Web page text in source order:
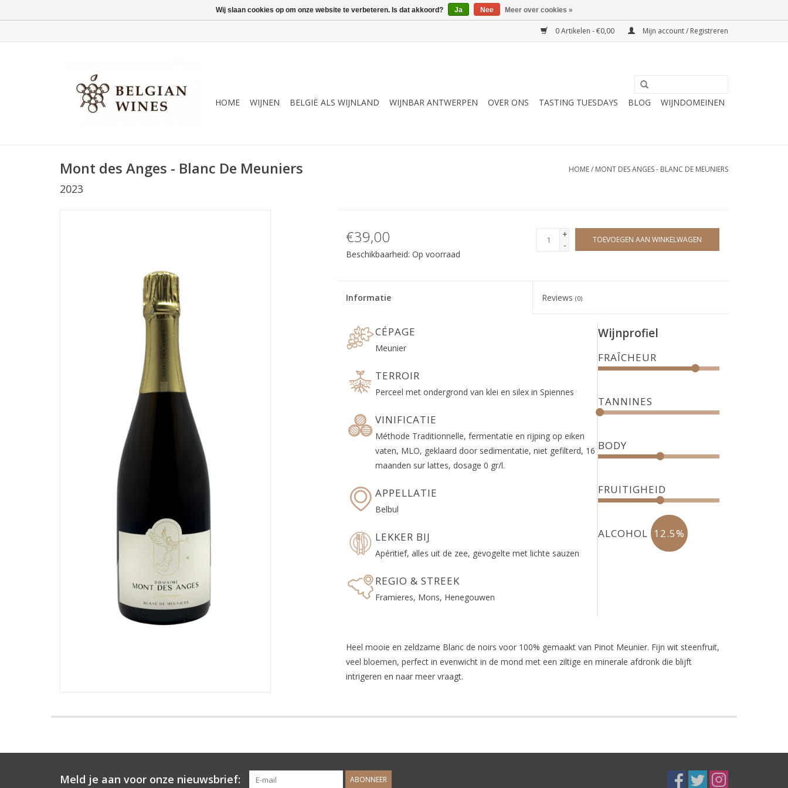
0 Artikelen - €0,00 Mijn account / Registreren
HOME WIJNEN BELGIË ALS WIJNLAND WIJNBAR ANTWERPEN OVER ONS TASTING TUESDAYS BLOG WIJNDOMEINEN
Mont des Anges - Blanc De Meuniers
2023
HOME/ MONT DES ANGES - BLANC DE MEUNIERS
€39,00
Beschikbaarheid: Op voorraad
+
-
TOEVOEGEN AAN WINKELWAGEN
Informatie Reviews(0)
CÉPAGE
Meunier
TERROIR
Perceel met ondergrond van klei en silex in Spiennes
VINIFICATIE
Méthode Traditionnelle, fermentatie en rijping op eiken
vaten, MLO, geklaard door sedimentatie, niet gefilterd, 16
maanden sur lattes, dosage 0 gr/l.
APPELLATIE
Belbul
LEKKER BIJ
Apéritief, alles uit de zee, gevogelte met lichte sauzen
REGIO & STREEK
Framieres, Mons, Henegouwen
Wijnprofiel
FRAÎCHEUR
TANNINES
BODY
FRUITIGHEID
ALCOHOL 12.5%
Heel mooie en zeldzame Blanc de noirs voor 100% gemaakt van Pinot Meunier. Fijn wit steenfruit,
veel bloemen, perfect in evenwicht in de mond met een ziltige en minerale afdronk die blijft
intrigeren en naar meer vraagt.
Meld je aan voor onze nieuwsbrief: ABONNEER
Wij slaan cookies op om onze website te verbeteren. Is dat akkoord? Ja Nee Meer over cookies »